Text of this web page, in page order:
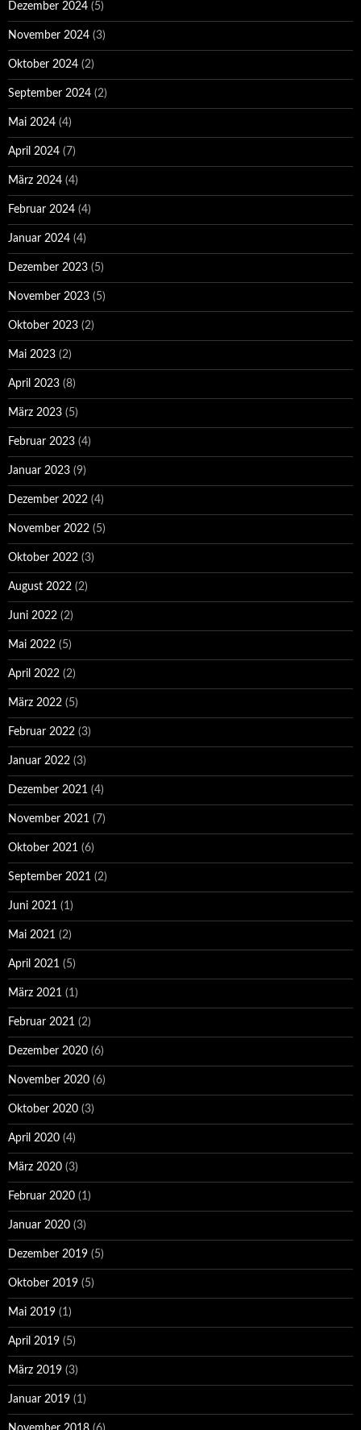
Dezember 2024 (5)
November 2024 (3)
Oktober 2024 (2)
September 2024 (2)
Mai 2024 (4)
April 2024 (7)
März 2024 (4)
Februar 2024 (4)
Januar 2024 (4)
Dezember 2023 (5)
November 2023 (5)
Oktober 2023 (2)
Mai 2023 (2)
April 2023 (8)
März 2023 (5)
Februar 2023 (4)
Januar 2023 (9)
Dezember 2022 (4)
November 2022 (5)
Oktober 2022 (3)
August 2022 (2)
Juni 2022 (2)
Mai 2022 (5)
April 2022 (2)
März 2022 (5)
Februar 2022 (3)
Januar 2022 (3)
Dezember 2021 (4)
November 2021 (7)
Oktober 2021 (6)
September 2021 (2)
Juni 2021 (1)
Mai 2021 (2)
April 2021 (5)
März 2021 (1)
Februar 2021 (2)
Dezember 2020 (6)
November 2020 (6)
Oktober 2020 (3)
April 2020 (4)
März 2020 (3)
Februar 2020 (1)
Januar 2020 (3)
Dezember 2019 (5)
Oktober 2019 (5)
Mai 2019 (1)
April 2019 (5)
März 2019 (3)
Januar 2019 (1)